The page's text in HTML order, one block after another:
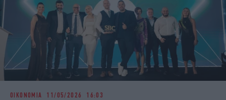
ΟΙΚΟΝΟΜΙΑ 11/05/2026 16:03